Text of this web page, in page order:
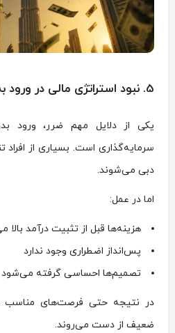
5. نبود استراتژی مالی در ورود به دبی
یکی از دلایل مهم ضرر، ورود
سرمایه‌گذاری است. بسیاری از افراد
دبی می‌شوند.
اما در عمل:
هزینه‌ها قبل از تثبیت درآمد بالا
پس‌انداز اضطراری وجود ندارد
تصمیم‌ها احساسی گرفته می‌شود
در نتیجه حتی فرصت‌های مناسب
ضعیف از دست می‌روند.